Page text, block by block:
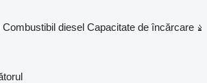
Combustibil diesel Capacitate de încărcare